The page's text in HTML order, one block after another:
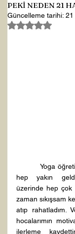
PEKİ NEDEN 21
Güncelleme tarihi: 21
5 üzerinden
Yoga
hep yakın
üzerinde hep
zaman sıkışsam
atıp rahatladım.
hocalarımın
ilerleme